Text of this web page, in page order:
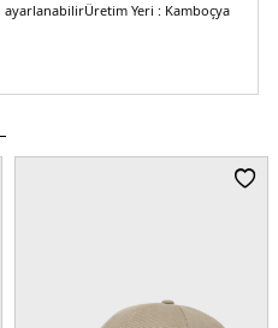
ayarlanabilirÜretim Yeri : Kamboçya